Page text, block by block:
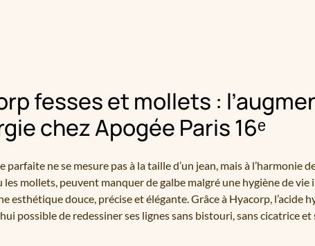
fesses et mollets :
chez Apogée Paris 16ᵉ
parfaite ne se mesure pas à la taille d’un jean, mais à l’harmonie
les mollets, peuvent manquer de galbe malgré une hygiène de
esthétique douce, précise et élégante. Grâce à Hyacorp,
possible de redessiner ses lignes sans bistouri, sans cicatrice